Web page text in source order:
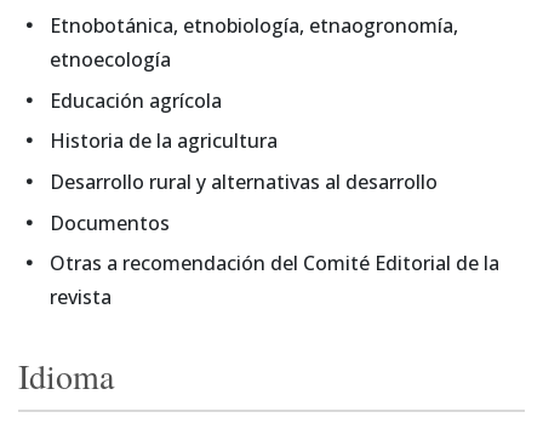
Etnobotánica, etnobiología, etnaogronomía,
etnoecología
Educación agrícola
Historia de la agricultura
Desarrollo rural y alternativas al desarrollo
Documentos
Otras a recomendación del Comité Editorial de la
revista
Idioma